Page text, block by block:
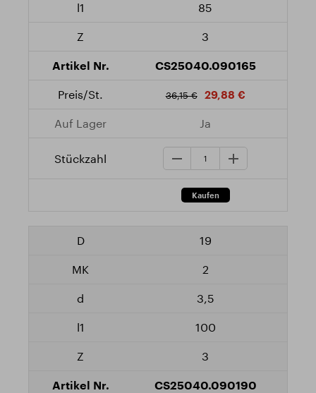
85
3
CS25040.090165
36,15 € 29,88 €
Ja
19
2
3,5
100
3
CS25040.090190